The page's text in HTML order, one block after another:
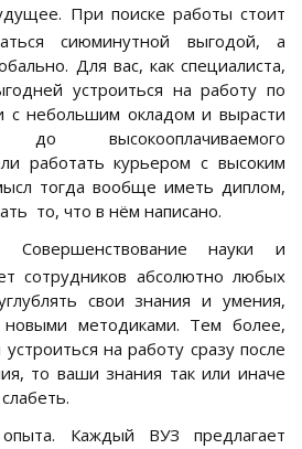
При поиске работы стоит
сиюминутной выгодой, а
Для вас, как специалиста,
устроиться на работу по
с небольшим окладом и вырасти
до высокооплачиваемого
работать курьером с высоким
тогда вообще иметь диплом,
то, что в нём написано.
Совершенствование науки и
сотрудников абсолютно любых
свои знания и умения,
методиками. Тем более,
на работу сразу после
то ваши знания так или иначе
Каждый ВУЗ предлагает